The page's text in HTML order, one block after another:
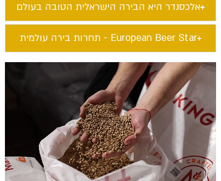
אלכסנדר היא הבירה הישראלית הטובה בעולם​
European Beer Star​ - תחרות בירה עולמית